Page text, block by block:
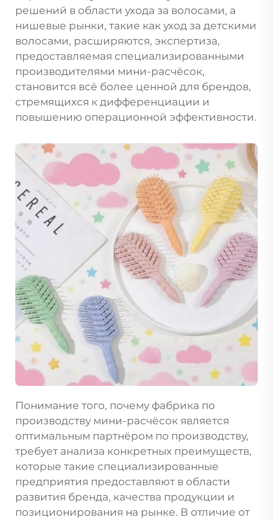
решений в области ухода за волосами, а
нишевые рынки, такие как уход за детскими
волосами, расширяются, экспертиза,
предоставляемая специализированными
производителями мини-расчёсок,
становится всё более ценной для брендов,
стремящихся к дифференциации и
повышению операционной эффективности.
Понимание того, почему фабрика по
производству мини-расчёсок является
оптимальным партнёром по производству,
требует анализа конкретных преимуществ,
которые такие специализированные
предприятия предоставляют в области
развития бренда, качества продукции и
позиционирования на рынке. В отличие от